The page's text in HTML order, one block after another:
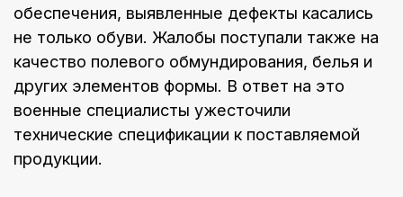
обеспечения, выявленные дефекты касались
не только обуви. Жалобы поступали также на
качество полевого обмундирования, белья и
других элементов формы. В ответ на это
военные специалисты ужесточили
технические спецификации к поставляемой
продукции.